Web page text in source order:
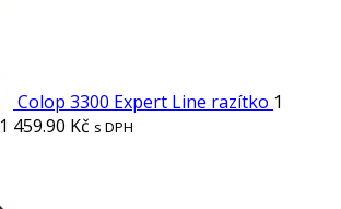
Colop 3300 Expert Line razítko 1
1 459.90 Kč s DPH